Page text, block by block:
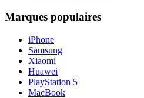
Marques populaires
iPhone
Samsung
Xiaomi
Huawei
PlayStation 5
MacBook